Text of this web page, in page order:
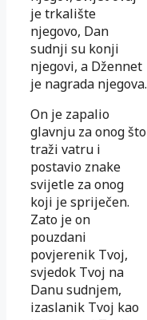
je trkalište
njegovo, Dan
sudnji su konji
njegovi, a Džennet
je nagrada njegova.
On je zapalio
glavnju za onog što
traži vatru i
postavio znake
svijetle za onog
koji je spriječen.
Zato je on
pouzdani
povjerenik Tvoj,
svjedok Tvoj na
Danu sudnjem,
izaslanik Tvoj kao